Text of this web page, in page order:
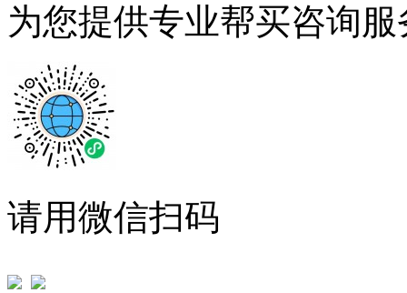
为您提供专业帮买咨询服
请用微信扫码